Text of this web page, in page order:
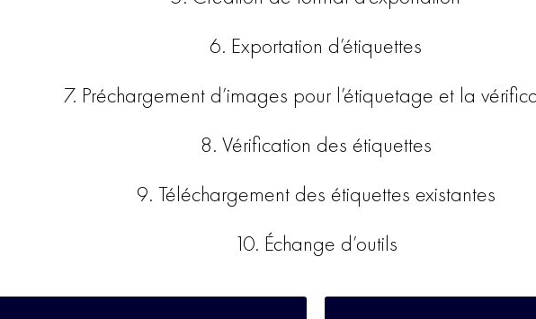
6. Exportation d’étiquettes
7. Préchargement d’images pour l’étiquetage et la
8. Vérification des étiquettes
9. Téléchargement des étiquettes existantes
10. Échange d’outils